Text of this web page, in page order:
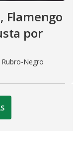
Flamengo
por
Negro